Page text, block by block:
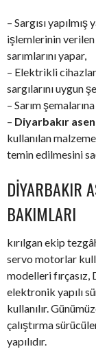
– Sargısı
işlemlerinin verilen
sarımlarını yapar,
– Elektrikli
sargılarını uygun
– Sarım
– Diyarbakır
kullanılan
temin edilmesini
DIYARBAKIR
BAKIMLARI
kırılgan ekip
servo motorlar
modelleri fırçasız,
elektronik yapılı
kullanılır.
çalıştırma
yapılıdır.